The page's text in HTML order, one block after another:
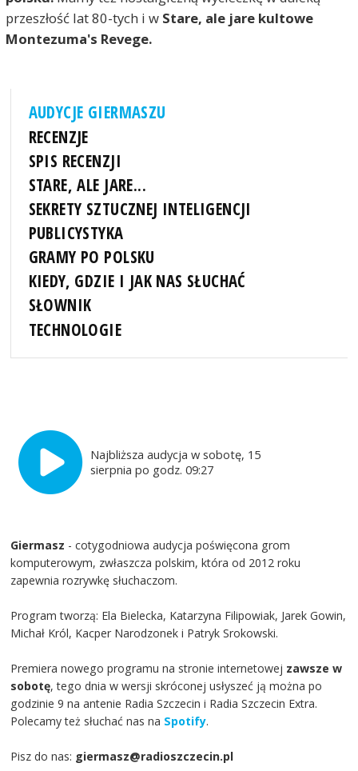
przeszłość lat 80-tych i w Stare, ale jare kultowe
Montezuma's Revege.
AUDYCJE GIERMASZU
RECENZJE
SPIS RECENZJI
STARE, ALE JARE...
SEKRETY SZTUCZNEJ INTELIGENCJI
PUBLICYSTYKA
GRAMY PO POLSKU
KIEDY, GDZIE I JAK NAS SŁUCHAĆ
SŁOWNIK
TECHNOLOGIE
Najbliższa audycja w sobotę, 15
sierpnia po godz. 09:27
Giermasz - cotygodniowa audycja poświęcona grom
komputerowym, zwłaszcza polskim, która od 2012 roku
zapewnia rozrywkę słuchaczom.
Program tworzą: Ela Bielecka, Katarzyna Filipowiak, Jarek Gowin,
Michał Król, Kacper Narodzonek i Patryk Srokowski.
Premiera nowego programu na stronie internetowej zawsze w
sobotę, tego dnia w wersji skróconej usłyszeć ją można po
godzinie 9 na antenie Radia Szczecin i Radia Szczecin Extra.
Polecamy też słuchać nas na Spotify.
Pisz do nas: giermasz@radioszczecin.pl